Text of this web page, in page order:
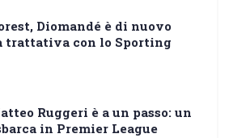
Diomandé è di nuovo
trattativa con lo Sporting
Ruggeri è a un passo: un
in Premier League